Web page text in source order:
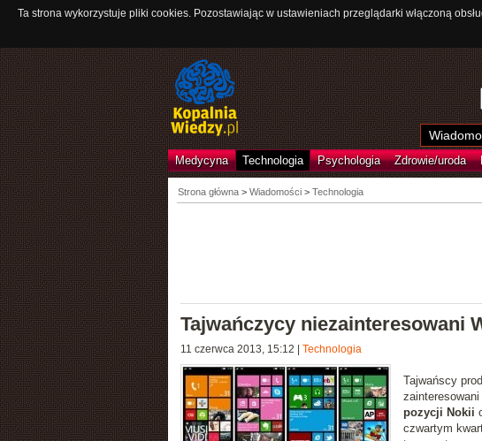
Ta strona wykorzystuje pliki cookies. Pozostawiając w ustawieniach przeglądarki włączoną
Medycyna Technologia Psychologia Zdrowie/uroda
Strona główna> Wiadomości > Technologia
Tajwańczycy niezainteresowani
11 czerwca 2013, 15:12 Technologia
Tajwańscy
pozycji Nokii
czwartym